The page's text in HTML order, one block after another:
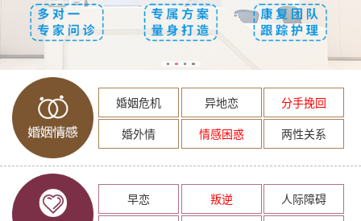
婚姻危机 异地恋
分手挽回
婚外情
情感困惑 两性关系
早恋 叛逆
人际障碍